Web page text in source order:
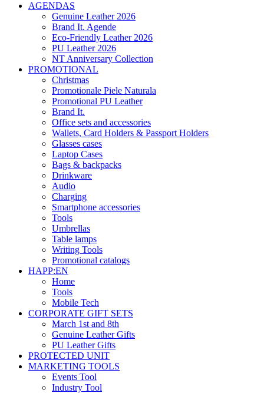
AGENDAS
Genuine Leather 2026
Brand It. Agende
Eco-Friendly Leather 2026
PU Leather 2026
NT Anniversary Collection
PROMOTIONAL
Christmas
Promotionale Piele Naturala
Promotional PU Leather
Brand It.
Office sets and accessories
Wallets, Card Holders & Passport Holders
Glasses cases
Laptop Cases
Bags & backpacks
Drinkware
Audio
Charging
Smartphone accessories
Tools
Umbrellas
Table lamps
Writing Tools
Promotional catalogs
HAPP:EN
Home
Tools
Mobile Tech
CORPORATE GIFT SETS
March 1st and 8th
Genuine Leather Gifts
PU Leather Gifts
PROTECTED UNIT
MARKETING TOOLS
Events Tool
Industry Tool